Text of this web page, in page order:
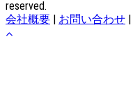
reserved.
会社概要 | お問い合わせ |